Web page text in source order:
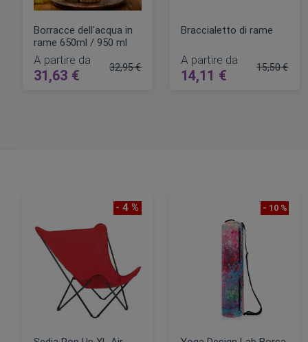
Borracce dell'acqua in
rame 650ml / 950 ml
A partire da
31,63 €
32,95 €
Braccialetto di rame
A partire da
14,11 €
15,50 €
- 4 % - 10 %